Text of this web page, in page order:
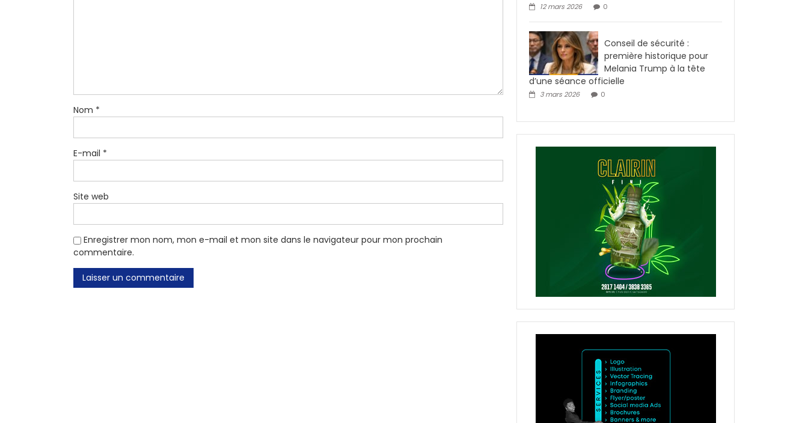
Nom *
E-mail *
Site web
Enregistrer mon nom, mon e-mail et mon site dans le navigateur pour mon prochain
commentaire.
12 mars 2026 0
Conseil de sécurité :
première historique pour
Melania Trump à la tête
d’une séance officielle
3 mars 2026 0